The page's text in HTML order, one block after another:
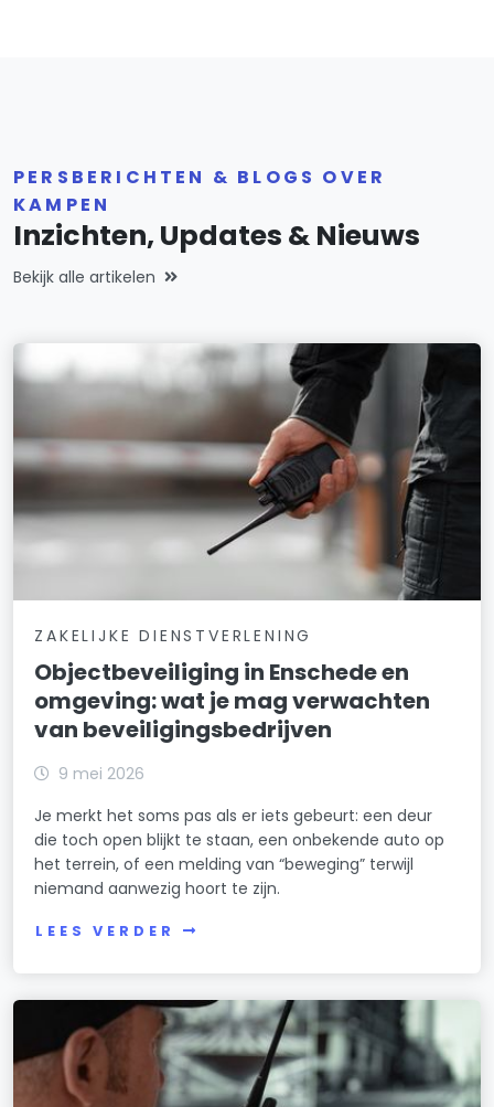
PERSBERICHTEN & BLOGS OVER
KAMPEN
Inzichten, Updates & Nieuws
Bekijk alle artikelen
ZAKELIJKE DIENSTVERLENING
Objectbeveiliging in Enschede en
omgeving: wat je mag verwachten
van beveiligingsbedrijven
9 mei 2026
Je merkt het soms pas als er iets gebeurt: een deur
die toch open blijkt te staan, een onbekende auto op
het terrein, of een melding van “beweging” terwijl
niemand aanwezig hoort te zijn.
LEES VERDER